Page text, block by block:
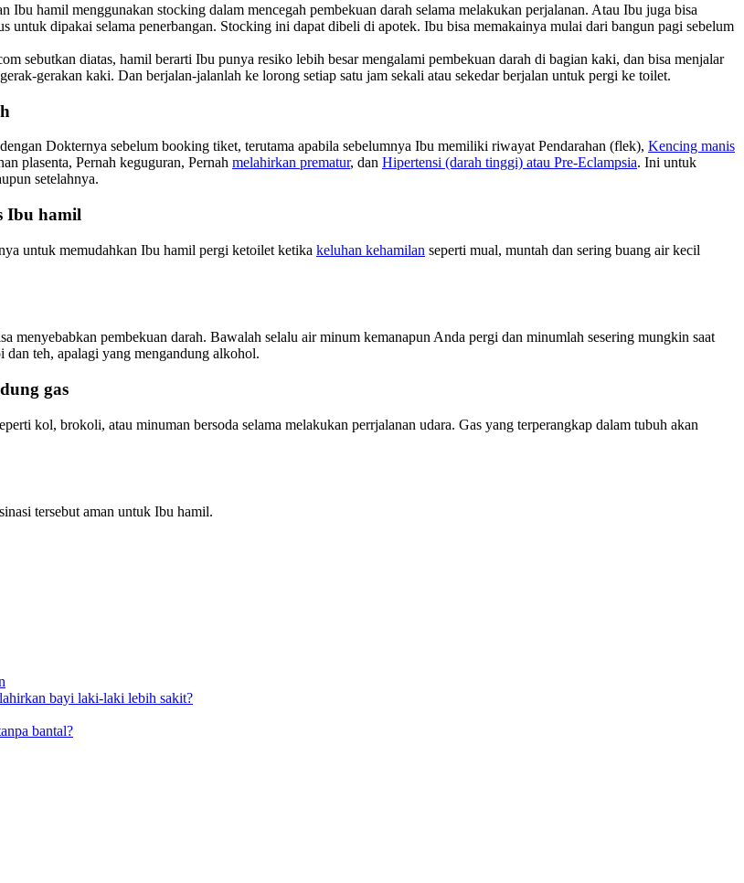
hamil menggunakan stocking dalam mencegah pembekuan darah selama melakukan perjalanan. Atau Ibu juga bisa
untuk dipakai selama penerbangan. Stocking ini dapat dibeli di apotek. Ibu bisa memakainya mulai dari bangun pagi sebelum
sebutkan diatas, hamil berarti Ibu punya resiko lebih besar mengalami pembekuan darah di bagian kaki, dan bisa menjalar
gerakan kaki. Dan berjalan-jalanlah ke lorong setiap satu jam sekali atau sekedar berjalan untuk pergi ke toilet.
Dokternya sebelum booking tiket, terutama apabila sebelumnya Ibu memiliki riwayat Pendarahan (flek), Kencing manis
plasenta, Pernah keguguran, Pernah melahirkan prematur, dan Hipertensi (darah tinggi) atau Pre-Eclampsia. Ini untuk
setelahnya.
Ibu hamil
untuk memudahkan Ibu hamil pergi ketoilet ketika keluhan kehamilan seperti mual, muntah dan sering buang air kecil
menyebabkan pembekuan darah. Bawalah selalu air minum kemanapun Anda pergi dan minumlah sesering mungkin saat
teh, apalagi yang mengandung alkohol.
gas
kol, brokoli, atau minuman bersoda selama melakukan perrjalanan udara. Gas yang terperangkap dalam tubuh akan
tersebut aman untuk Ibu hamil.
bayi laki-laki lebih sakit?
bantal?